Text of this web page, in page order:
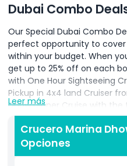
Dubai Combo
Our Special Dubai Combo
perfect opportunity to
within your budget. When
get up to 25% off on each
with One Hour Sightseeing
Pickup in 4x4 land Cruiser
Dhow Dinner Cruise with the
basis.
Inclusiones
Leer más
Crucero Marina
Opciones